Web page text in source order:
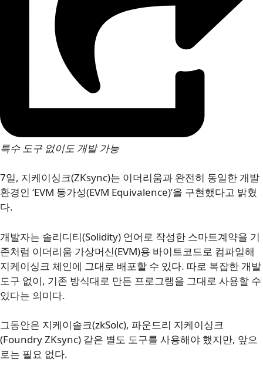
특수 도구 없이도 개발 가능
7일, 지케이싱크(ZKsync)는 이더리움과 완전히 동일한 개발
환경인 ‘EVM 등가성(EVM Equivalence)’을 구현했다고 밝혔
다.
개발자는 솔리디티(Solidity) 언어로 작성한 스마트계약을 기
존처럼 이더리움 가상머신(EVM)용 바이트코드로 컴파일해
지케이싱크 체인에 그대로 배포할 수 있다. 따로 복잡한 개발
도구 없이, 기존 방식대로 만든 프로그램을 그대로 사용할 수
있다는 의미다.
그동안은 지케이솔크(zkSolc), 파운드리 지케이싱크
(Foundry ZKsync) 같은 별도 도구를 사용해야 했지만, 앞으
로는 필요 없다.